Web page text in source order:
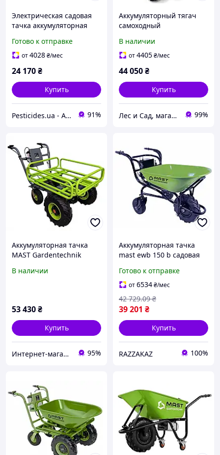
Электрическая садовая
тачка аккумуляторная
строительства и сада,
модель 65-EWB150G
Готово к отправке
от4028₴/мес
24 170₴
Купить
Pesticides.ua - Аграрная продукция и не только !!! 91%
Аккумуляторный тягач
самоходный
Gardentechnik UT2000 для
склада и производства
В наличии
от4405₴/мес
44 050₴
Купить
Лес и Сад, магазин инструментов и садово-парковой техники 99%
Аккумуляторная тачка
MAST Gardentechnik
В наличии
53 430₴
Купить
Интернет-магазин Мастерсад 95%
Аккумуляторная тачка
mast ewb 150 b садовая
грузоподъемность 260 кг
для перемещения
материалов
Готово к отправке
от6534₴/мес
39 201 ₴
42 729.09 ₴
Купить
RAZZAKAZ 100%